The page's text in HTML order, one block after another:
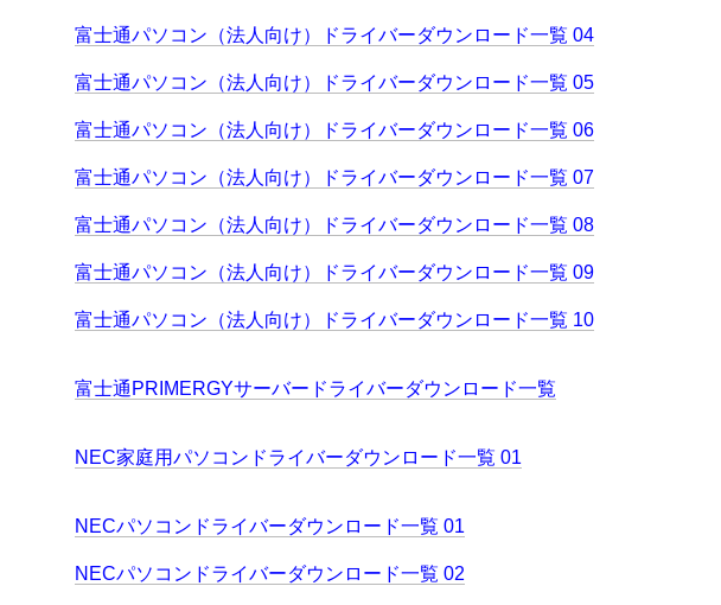
富士通パソコン（法人向け）ドライバーダウンロード一覧 04
富士通パソコン（法人向け）ドライバーダウンロード一覧 05
富士通パソコン（法人向け）ドライバーダウンロード一覧 06
富士通パソコン（法人向け）ドライバーダウンロード一覧 07
富士通パソコン（法人向け）ドライバーダウンロード一覧 08
富士通パソコン（法人向け）ドライバーダウンロード一覧 09
富士通パソコン（法人向け）ドライバーダウンロード一覧 10
富士通PRIMERGYサーバードライバーダウンロード一覧
NEC家庭用パソコンドライバーダウンロード一覧 01
NECパソコンドライバーダウンロード一覧 01
NECパソコンドライバーダウンロード一覧 02